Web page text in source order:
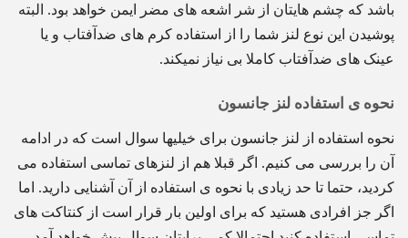
باشد که چشم هایتان از شر اشعه های مضر ایمن خواهد بود. البته
پوشیدن این نوع لنز شما را از استفاده کرم های ضدآفتاب و یا
عینک های ضدآفتاب کاملا بی نیاز نمیکند.
نحوه ی استفاده لنز جانسون
نحوه استفاده از لنز جانسون برای خیلیها سوال است که در ادامه
آن را بررسی می کنیم. اگر قبلا هم از لنزهای تماسی استفاده می
کردید، حتما تا حد زیادی با نحوه ی استفاده از آن آشنایی دارید. اما
اگر جز افرادی هستید که برای اولین بار قرار است از کنتاکت های